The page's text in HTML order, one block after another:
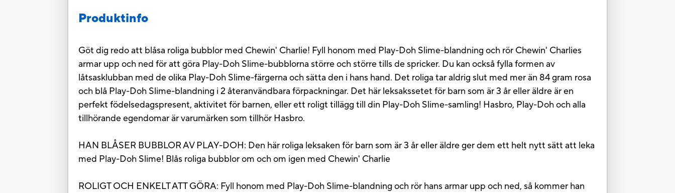
Produktinfo
Göt dig redo att blåsa roliga bubblor med Chewin' Charlie! Fyll honom med Play-Doh Slime-blandning och rör Chewin' Charlies
armar upp och ned för att göra Play-Doh Slime-bubblorna större och större tills de spricker. Du kan också fylla formen av
låtsasklubban med de olika Play-Doh Slime-färgerna och sätta den i hans hand. Det roliga tar aldrig slut med mer än 84 gram rosa
och blå Play-Doh Slime-blandning i 2 återanvändbara förpackningar. Det här leksakssetet för barn som är 3 år eller äldre är en
perfekt födelsedagspresent, aktivitet för barnen, eller ett roligt tillägg till din Play-Doh Slime-samling! Hasbro, Play-Doh och alla
tillhörande egendomar är varumärken som tillhör Hasbro.
HAN BLÅSER BUBBLOR AV PLAY-DOH: Den här roliga leksaken för barn som är 3 år eller äldre ger dem ett helt nytt sätt att leka
med Play-Doh Slime! Blås roliga bubblor om och om igen med Chewin' Charlie
ROLIGT OCH ENKELT ATT GÖRA: Fyll honom med Play-Doh Slime-blandning och rör hans armar upp och ned, så kommer han